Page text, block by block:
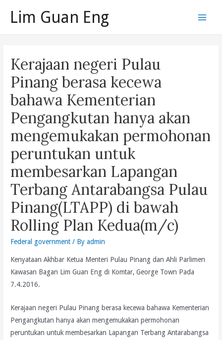
Lim Guan Eng
Kerajaan negeri Pulau
Pinang berasa kecewa
bahawa Kementerian
Pengangkutan hanya akan
mengemukakan permohonan
peruntukan untuk
membesarkan Lapangan
Terbang Antarabangsa Pulau
Pinang(LTAPP) di bawah
Rolling Plan Kedua(m/c)
Federal government / Byadmin
Kenyataan Akhbar Ketua Menteri Pulau Pinang dan Ahli Parlimen
Kawasan Bagan Lim Guan Eng di Komtar, George Town Pada
7.4.2016.
Kerajaan negeri Pulau Pinang berasa kecewa bahawa Kementerian
Pengangkutan hanya akan mengemukakan permohonan
peruntukan untuk membesarkan Lapangan Terbang Antarabangsa